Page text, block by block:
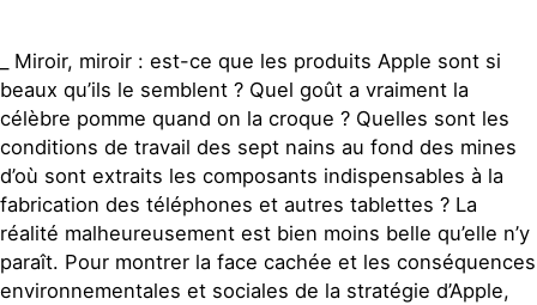
_ Miroir, miroir : est-ce que les produits Apple sont si
beaux qu’ils le semblent ? Quel goût a vraiment la
célèbre pomme quand on la croque ? Quelles sont les
conditions de travail des sept nains au fond des mines
d’où sont extraits les composants indispensables à la
fabrication des téléphones et autres tablettes ? La
réalité malheureusement est bien moins belle qu’elle n’y
paraît. Pour montrer la face cachée et les conséquences
environnementales et sociales de la stratégie d’Apple,